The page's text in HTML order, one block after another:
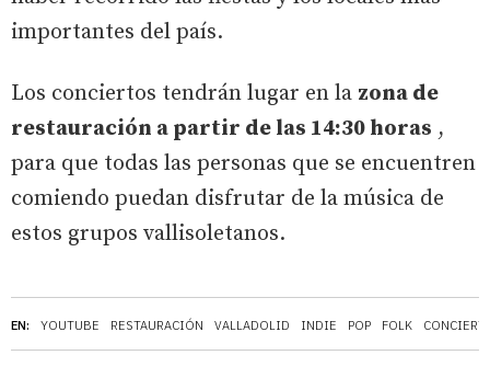
EN: YOUTUBE RESTAURACIÓN VALLADOLID INDIE POP FOLK
importantes del país.
Los conciertos tendrán lugar en la zona de
restauración a partir de las 14:30 horas ,
para que todas las personas que se encuentren
comiendo puedan disfrutar de la música de
estos grupos vallisoletanos.